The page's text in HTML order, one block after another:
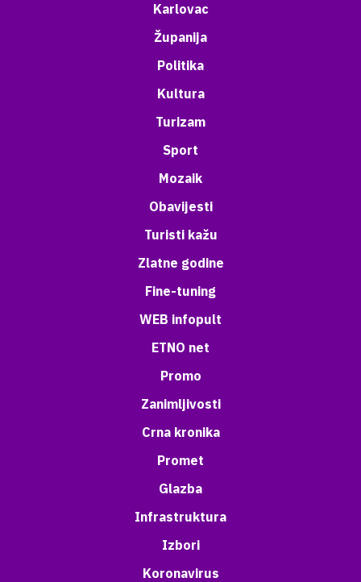
Karlovac
Županija
Politika
Kultura
Turizam
Sport
Mozaik
Obavijesti
Turisti kažu
Zlatne godine
Fine-tuning
WEB infopult
ETNO net
Promo
Zanimljivosti
Crna kronika
Promet
Glazba
Infrastruktura
Izbori
Koronavirus